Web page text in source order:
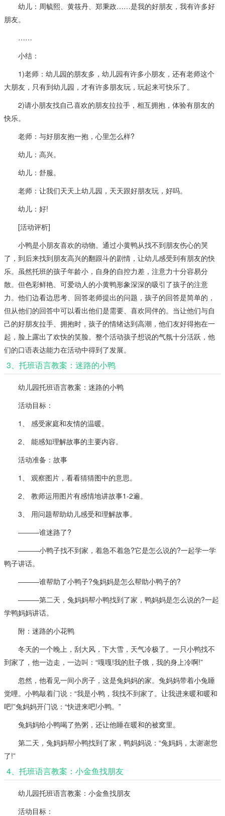
幼儿：周毓熙、黄筱丹、郑秉政……是我的好朋友，我有许多好
朋友。
……
小结：
1)老师：幼儿园的朋友多，幼儿园有许多小朋友，还有老师这个
大朋友，只有到幼儿园，才有许多朋友玩，玩起来可快乐了。
2)请小朋友找自己喜欢的朋友拉拉手，相互拥抱，体验有朋友的
快乐。
老师：与好朋友抱一抱，心里怎么样?
幼儿：高兴。
幼儿：舒服。
老师：让我们天天上幼儿园，天天跟好朋友玩，好吗。
幼儿：好!
[活动评析]
小鸭是小朋友喜欢的动物。通过小黄鸭从找不到朋友伤心的哭
了，到后来找到朋友高兴的翻跟斗的剧情，让幼儿感受到有朋友的快
乐。虽然托班的孩子年龄小，自身的自控力差，注意力十分容易分
散。但色彩鲜艳、可爱动人的小黄鸭形象深深的吸引了孩子的注意
力。他们边看边思考、回答老师提出的问题，孩子的回答是简单的，
但从他们的回答中可以看出他们是需要、喜欢同伴的。当让他们与自
己的好朋友拉手、拥抱时，孩子的情绪达到高潮，他们友好得抱在一
起，脸上露出了欢快的笑脸。整个活动孩子想说的气氛十分活跃，他
们的口语表达能力在活动中得到了发展。
3、托班语言教案：迷路的小鸭
幼儿园托班语言教案：迷路的小鸭
活动目标：
1、 感受家庭和友情的温暖。
2、 能感知理解故事的主要内容。
活动准备：故事
1、 观察图片，看看猜猜图中的意思。
2、 教师运用图片有感情地讲故事1-2遍。
3、 用问题帮助幼儿感受和理解故事。
―――谁迷路了?
―――小鸭子找不到家，着急不着急?它是怎么说的?一起学一学
鸭子讲话。
―――谁帮助了小鸭子?兔妈妈是怎么帮助小鸭子的?
―――第二天，兔妈妈帮小鸭找到了家，鸭妈妈是怎么说的?一起
学鸭妈妈讲话。
附：迷路的小花鸭
冬天的一个晚上，刮大风，下大雪，天气冷极了。一只小鸭找不
到家了，他一边走，一边叫：“嘎嘎!我的肚子饿，我的身上冷啊!”
忽然，他看见一间小房子，这是兔妈妈的家。兔妈妈带着小兔睡
觉哩。小鸭敲着门说：“我是小鸭，我找不到家了。让我进来暖和暖和
吧!”兔妈妈开门说：“快进来吧!小鸭。”
兔妈妈给小鸭喝了热粥，还让他睡在暖和的被窝里。
第二天，兔妈妈帮小鸭找到了家，鸭妈妈说：“兔妈妈，太谢谢您
了!”
4、托班语言教案：小金鱼找朋友
幼儿园托班语言教案：小金鱼找朋友
活动目标：